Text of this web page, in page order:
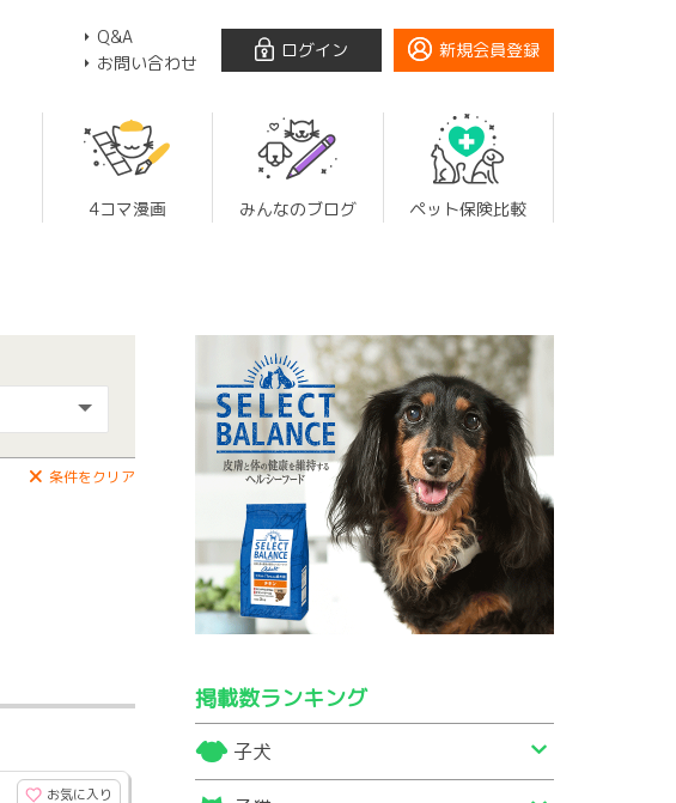
Q&A
お問い合わせ
ログイン 新規会員登録
4コマ漫画 みんなのブログ ペット保険比較
条件をクリア
お気に入り
掲載数ランキング
子犬